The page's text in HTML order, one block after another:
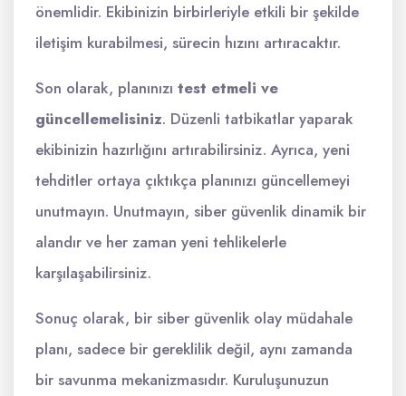
önemlidir. Ekibinizin birbirleriyle etkili bir şekilde
iletişim kurabilmesi, sürecin hızını artıracaktır.
Son olarak, planınızı test etmeli ve
güncellemelisiniz. Düzenli tatbikatlar yaparak
ekibinizin hazırlığını artırabilirsiniz. Ayrıca, yeni
tehditler ortaya çıktıkça planınızı güncellemeyi
unutmayın. Unutmayın, siber güvenlik dinamik bir
alandır ve her zaman yeni tehlikelerle
karşılaşabilirsiniz.
Sonuç olarak, bir siber güvenlik olay müdahale
planı, sadece bir gereklilik değil, aynı zamanda
bir savunma mekanizmasıdır. Kuruluşunuzun